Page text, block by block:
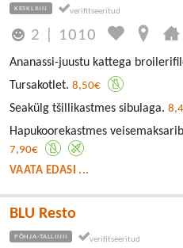
KESKLINN
2 1010
Ananassi-juustu kattega
Tursakotlet. 8,50€
Seakülg tšillikastmes sibulaga.
Hapukoorekastmes
7,90€
VAATA EDASI ...
BLU Resto
PÕHJA-TALLINN